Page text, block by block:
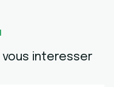
interesser